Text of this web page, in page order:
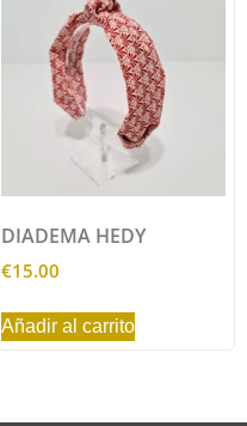
DIADEMA HEDY
€15.00
Añadir al carrito